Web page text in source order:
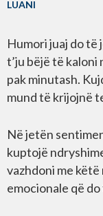
LUANI
Humori juaj do të
t’ju bëjë të kaloni
pak minutash.
mund të krijojnë
Në jetën
kuptojë
vazhdoni me
emocionale që